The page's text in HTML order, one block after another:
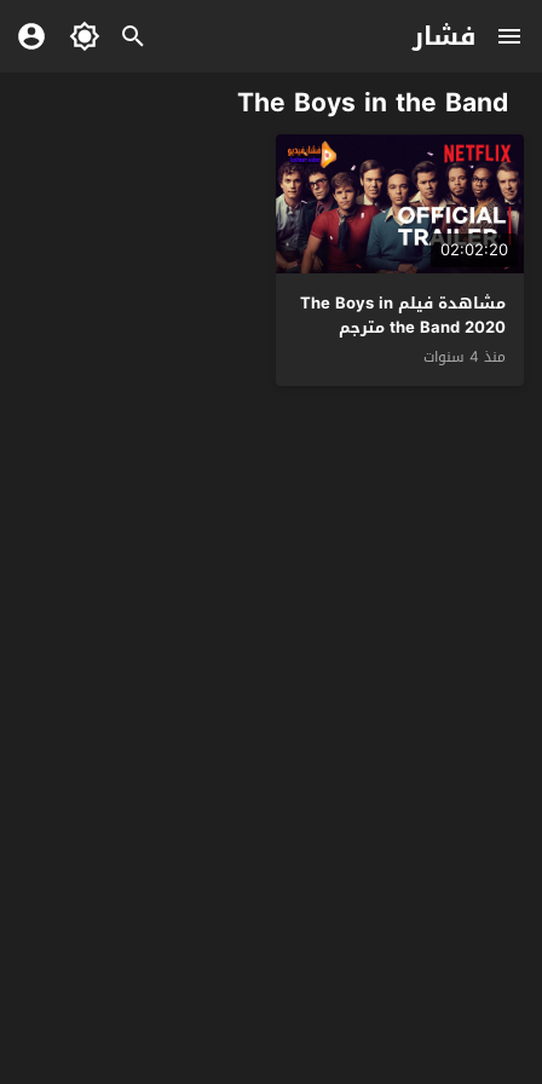
فشار
The Boys in the Band
02:02:20
مشاهدة فيلم The Boys in
the Band 2020 مترجم
منذ 4 سنوات